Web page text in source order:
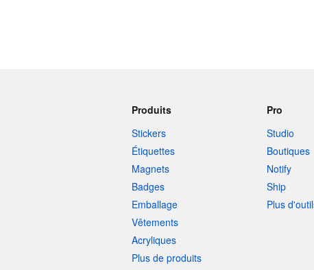
Produits
Stickers
Étiquettes
Magnets
Badges
Emballage
Vêtements
Acryliques
Plus de produits
Pro
Studio
Boutiques
Notify
Ship
Plus